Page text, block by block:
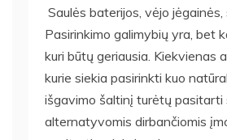
Saulės baterijos, vėjo jėgainės,
Pasirinkimo galimybių yra, bet
kuri būtų geriausia. Kiekvienas
kurie siekia pasirinkti kuo
išgavimo šaltinį turėtų pasitarti
alternatyvomis dirbančiomis